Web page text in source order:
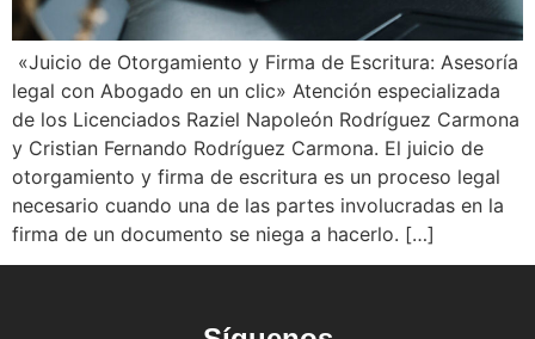
«Juicio de Otorgamiento y Firma de Escritura: Asesoría
legal con Abogado en un clic» Atención especializada
de los Licenciados Raziel Napoleón Rodríguez Carmona
y Cristian Fernando Rodríguez Carmona. El juicio de
otorgamiento y firma de escritura es un proceso legal
necesario cuando una de las partes involucradas en la
firma de un documento se niega a hacerlo. […]